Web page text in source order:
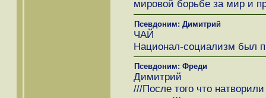
мировой борьбе за мир и
Псевдоним: Димитрий
ЧАЙ
Национал-социализм был
Псевдоним: Фреди
Димитрий
///После того что